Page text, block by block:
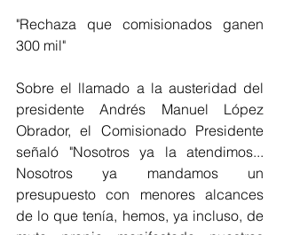
"Rechaza que comisionados ganen
300 mil"
Sobre el llamado a la austeridad del
presidente Andrés Manuel López
Obrador, el Comisionado Presidente
señaló "Nosotros ya la atendimos...
Nosotros ya mandamos un
presupuesto con menores alcances
de lo que tenía, hemos, ya incluso, de